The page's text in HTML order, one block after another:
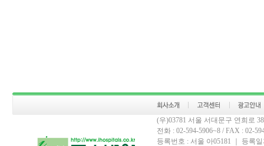
(우)03781 서울 서대문구 연희로
전화 : 02-594-5906~8 / FAX : 02-
등록번호 : 서울 아05181 ｜ 등록